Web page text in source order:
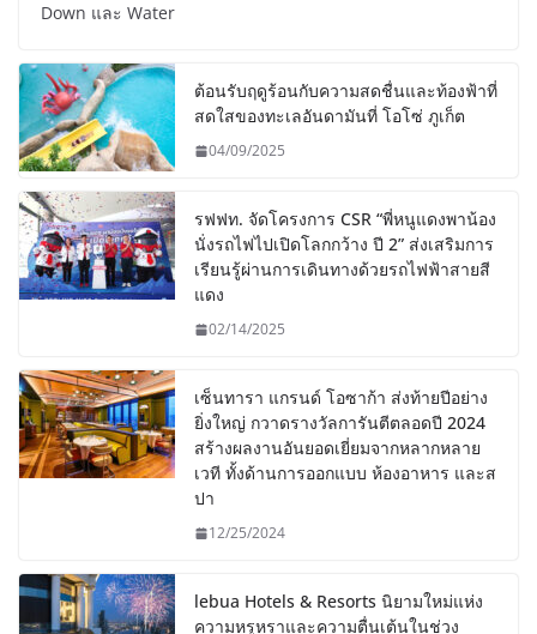
Down และ Water
ต้อนรับฤดูร้อนกับความสดชื่นและท้องฟ้าที่
สดใสของทะเลอันดามันที่ โอโซ่ ภูเก็ต
04/09/2025
รฟฟท. จัดโครงการ CSR “พี่หนูแดงพาน้อง
นั่งรถไฟไปเปิดโลกกว้าง ปี 2” ส่งเสริมการ
เรียนรู้ผ่านการเดินทางด้วยรถไฟฟ้าสายสี
แดง
02/14/2025
เซ็นทารา แกรนด์ โอซาก้า ส่งท้ายปีอย่าง
ยิ่งใหญ่ กวาดรางวัลการันตีตลอดปี 2024
สร้างผลงานอันยอดเยี่ยมจากหลากหลาย
เวที ทั้งด้านการออกแบบ ห้องอาหาร และส
ปา
12/25/2024
lebua Hotels & Resorts นิยามใหม่แห่ง
ความหรูหราและความตื่นเต้นในช่วง